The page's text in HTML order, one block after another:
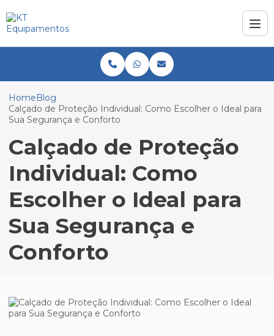
HomeBlog
Calçado de Proteção Individual: Como Escolher o Ideal para
Sua Segurança e Conforto
Calçado de Proteção
Individual: Como
Escolher o Ideal para
Sua Segurança e
Conforto